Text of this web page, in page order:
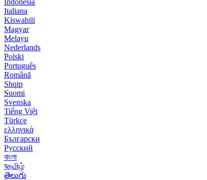
Italiana
Kiswahili
Magyar
Melayu
Nederlands
Polski
Português
Română
Shqip
Suomi
Svenska
Tiếng Việt
Türkçe
ελληνικά
Български
Русский
বাংলা
বதமிழ்
తెలుగు